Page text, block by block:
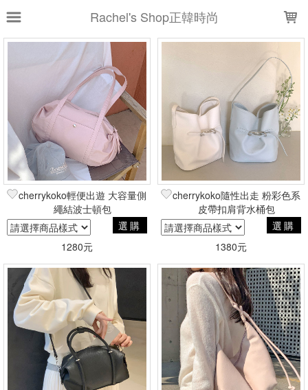
Rachel's Shop正韓時尚
上架時間 銷售件數 銷售價格
樣式尺寸篩選
全部樣式 黑 象牙白
棕
灰
酒紅 粉紅 駝
白
全部尺寸 225 230 235
240
250
現貨商品
cherrykoko輕便出遊 大容量側
繩結波士頓包
選購
1280元
cherrykoko隨性出走 粉彩色系
皮帶扣肩背水桶包
選購
1380元